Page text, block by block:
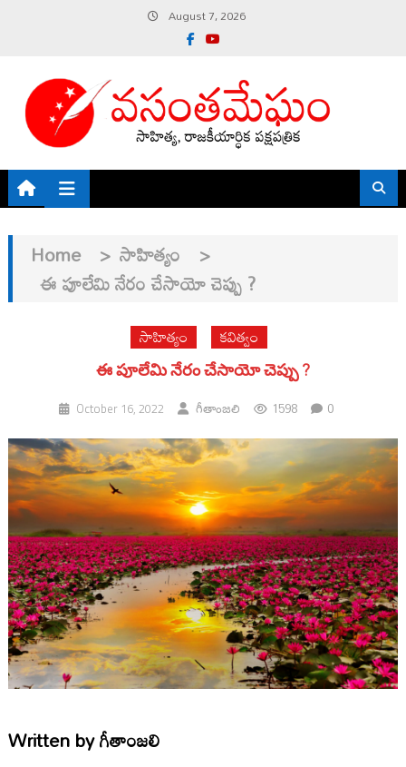
content
August 7, 2026
Home > సాహిత్యం >
ఈ పూలేమి నేరం చేసాయో చెప్పు ?
సాహిత్యం కవిత్వం
ఈ పూలేమి నేరం చేసాయో చెప్పు ?
October 16, 2022 గీతాంజలి 1598 0
Written byగీతాంజలి